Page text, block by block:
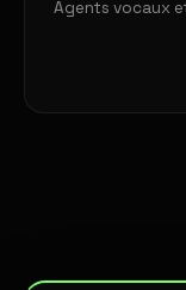
Agents vocaux